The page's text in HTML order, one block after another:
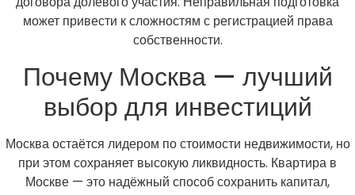
может привести к сложностям с регистрацией права
собственности.
Почему Москва — лучший
выбор для инвестиций
Москва остаётся лидером по стоимости недвижимости, но
при этом сохраняет высокую ликвидность. Квартира в
Москве — это надёжный способ сохранить капитал,